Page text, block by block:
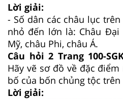
Lời giải:
- Số dân các châu lục
nhỏ đến lớn là: Châu Đại
Mỹ, châu Phi, châu Á.
Câu hỏi 2 Trang 100-
Hãy vẽ sơ đồ về đặc
bố của bốn chủng tộc
Lời giải: